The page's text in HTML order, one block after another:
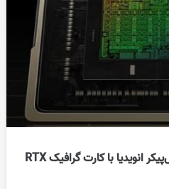
بازگشت به عصر تراشه‌های غول‌پیکر انویدیا با کارت گرافیک RTX